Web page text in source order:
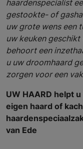
haardenspecialist
gestookte- of
uw grote wens een
uw keuken
behoort een
u uw droomhaard
zorgen voor een
UW HAARD helpt
eigen haard of
van Ede